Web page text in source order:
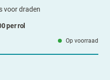
voor draden
per rol
Op voorraad